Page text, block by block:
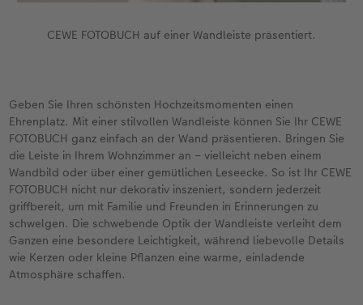
CEWE FOTOBUCH auf einer Wandleiste präsentiert.
Geben Sie Ihren schönsten Hochzeitsmomenten einen
Ehrenplatz. Mit einer stilvollen Wandleiste können Sie Ihr CEWE
FOTOBUCH ganz einfach an der Wand präsentieren. Bringen Sie
die Leiste in Ihrem Wohnzimmer an – vielleicht neben einem
Wandbild oder über einer gemütlichen Leseecke. So ist Ihr CEWE
FOTOBUCH nicht nur dekorativ inszeniert, sondern jederzeit
griffbereit, um mit Familie und Freunden in Erinnerungen zu
schwelgen. Die schwebende Optik der Wandleiste verleiht dem
Ganzen eine besondere Leichtigkeit, während liebevolle Details
wie Kerzen oder kleine Pflanzen eine warme, einladende
Atmosphäre schaffen.